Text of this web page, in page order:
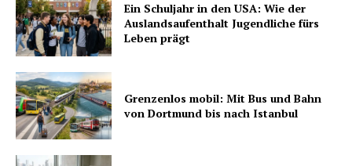
Ein Schuljahr in den USA: Wie der
Auslandsaufenthalt Jugendliche fürs
Leben prägt
Grenzenlos mobil: Mit Bus und Bahn
von Dortmund bis nach Istanbul